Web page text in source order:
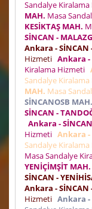
Sandalye
MAH. Masa
KESİKTAŞ MAH.
SİNCAN -
Ankara - SİNCAN
Hizmeti Ankara -
Kiralama Hizmeti
Sandalye
MAH. Masa
SİNCANOSB MAH.
SİNCAN -
Ankara -
Hizmeti Ankara -
Sandalye
Masa Sandalye
YENİÇİMŞİT MAH.
SİNCAN -
Ankara - SİNCAN
Hizmeti Ankara -